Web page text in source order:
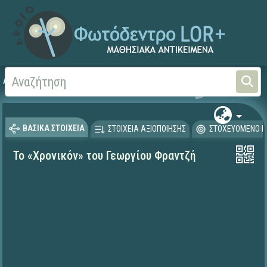
Αρχική
ΒΑΣΙΚΑ ΣΤΟΙΧΕΙΑ ΣΤΟΙΧΕΙΑ ΑΞΙΟΠΟΙΗΣΗΣ ΣΤΟΧΕΥΟΜΕΝΟ
Το «Χρονικόν» του Γεωργίου Φραντζή